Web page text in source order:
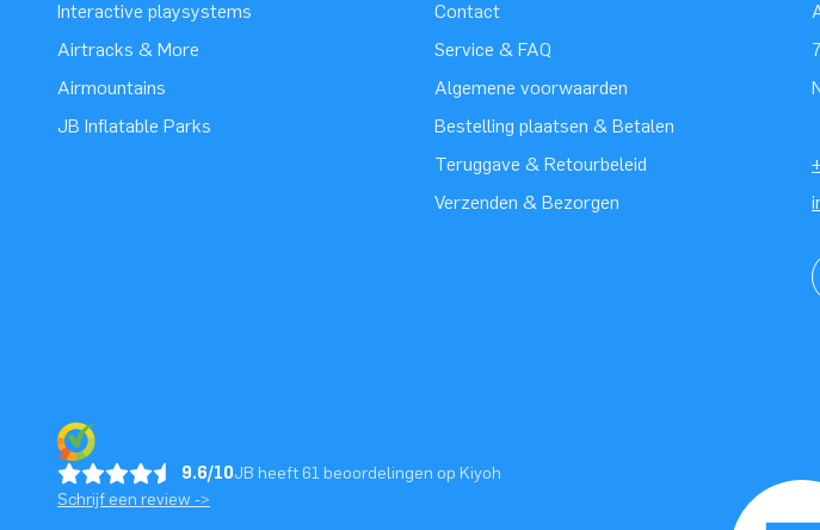
Interactive playsystems
Airtracks & More
Airmountains
JB Inflatable Parks
Contact
Service & FAQ
Algemene voorwaarden
Bestelling plaatsen & Betalen
Teruggave & Retourbeleid
Verzenden & Bezorgen
9.6/10JB heeft 61 beoordelingen op Kiyoh
Schrijf een review ->